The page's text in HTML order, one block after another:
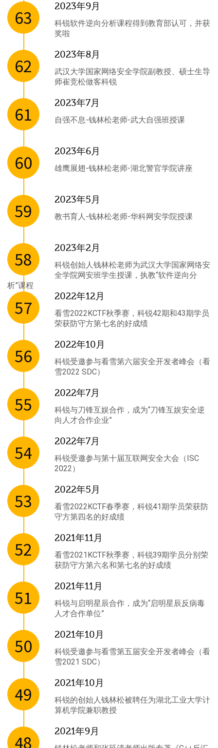
63
2023年9月
科锐软件逆向分析课程得到教育部认可，并获
奖啦
62
2023年8月
武汉大学国家网络安全学院副教授、硕士生导
师崔竞松做客科锐
61
2023年7月
自强不息-钱林松老师-武大自强班授课
60
2023年6月
雄鹰展翅-钱林松老师-湖北警官学院讲座
59
2023年5月
教书育人-钱林松老师-华科网安学院授课
58
2023年2月
科锐创始人钱林松老师为武汉大学国家网络安
全学院网安班学生授课，执教“软件逆向分
析”课程
57
2022年12月
看雪2022KCTF秋季赛，科锐42期和43期学员
荣获防守方第七名的好成绩
56
2022年10月
科锐受邀参与看雪第六届安全开发者峰会（看
雪2022 SDC）
55
2022年7月
科锐与刀锋互娱合作，成为“刀锋互娱安全逆
向人才合作企业”
54
2022年7月
科锐受邀参与第十届互联网安全大会（ISC
2022）
53
2022年5月
看雪2022KCTF春季赛，科锐41期学员荣获防
守方第四名的好成绩
52
2021年11月
看雪2021KCTF秋季赛，科锐39期学员分别荣
获防守方第六名和第七名的好成绩
51
2021年11月
科锐与启明星辰合作，成为“启明星辰反病毒
人才合作单位”
50
2021年10月
科锐受邀参与看雪第五届安全开发者峰会（看
雪2021 SDC）
49
2021年10月
科锐的创始人钱林松被聘任为湖北工业大学计
算机学院兼职教授
48
2021年9月